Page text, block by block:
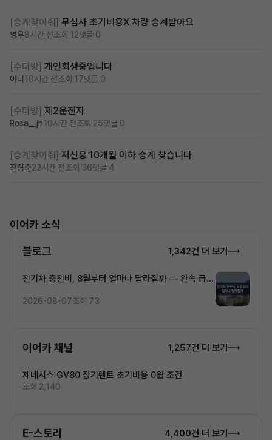
[승계찾아줘] 무심사 초기비용X 차량 승계받아요
영우8시간 전조회 12댓글 0
[수다방] 개인회생중입니다
야니 10시간 전조회 17댓글 0
[수다방] 제2운전자
Rosa__jh10시간 전조회 25댓글 0
[승계찾아줘] 저신용 10개월 이하 승계 찾습니다
전형준22시간 전조회 36댓글 4
이어카 소식
블로그 1,342건 더 보기
전기차 충전비, 8월부터 얼마나 달라질까 — 완속·급속
2026-08-07조회 73
이어카 채널 1,257건 더 보기
제네시스 GV80 장기렌트 초기비용 0원 조건
조회 2,140
E-스토리 4,400건 더 보기